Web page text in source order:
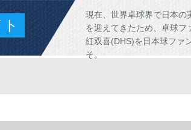
現在、世界卓球界で日本の
を迎えてきたため、卓球
紅双喜(DHS)を日本球ファ
そ。